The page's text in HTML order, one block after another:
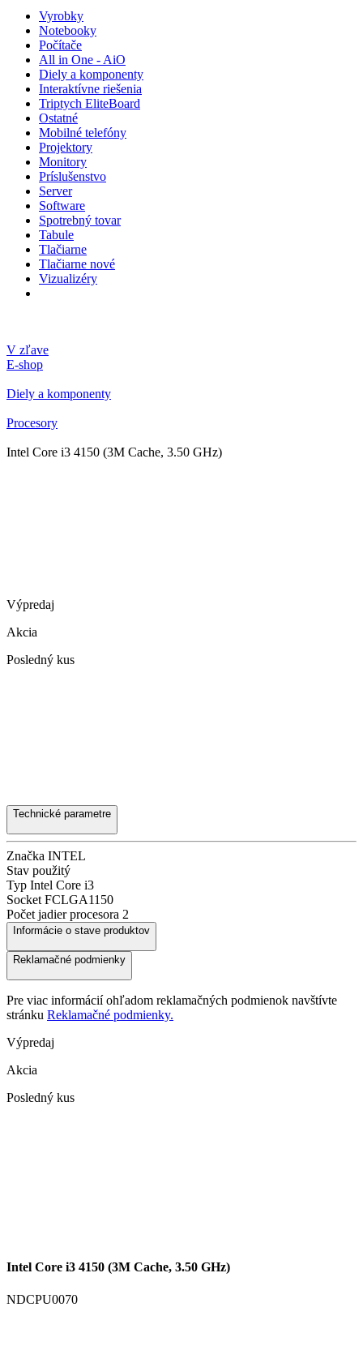
Vyrobky
Notebooky
Počítače
All in One - AiO
Diely a komponenty
Interaktívne riešenia
Triptych EliteBoard
Ostatné
Mobilné telefóny
Projektory
Monitory
Príslušenstvo
Server
Software
Spotrebný tovar
Tabule
Tlačiarne
Tlačiarne nové
Vizualizéry
V zľave
E-shop
Diely a komponenty
Procesory
Intel Core i3 4150 (3M Cache, 3.50 GHz)
Výpredaj
Akcia
Posledný kus
Technické parametre
Značka INTEL
Stav použitý
Typ Intel Core i3
Socket FCLGA1150
Počet jadier procesora 2
Informácie o stave produktov
Reklamačné podmienky
Pre viac informácií ohľadom reklamačných podmienok navštívte
stránku Reklamačné podmienky.
Výpredaj
Akcia
Posledný kus
Intel Core i3 4150 (3M Cache, 3.50 GHz)
NDCPU0070